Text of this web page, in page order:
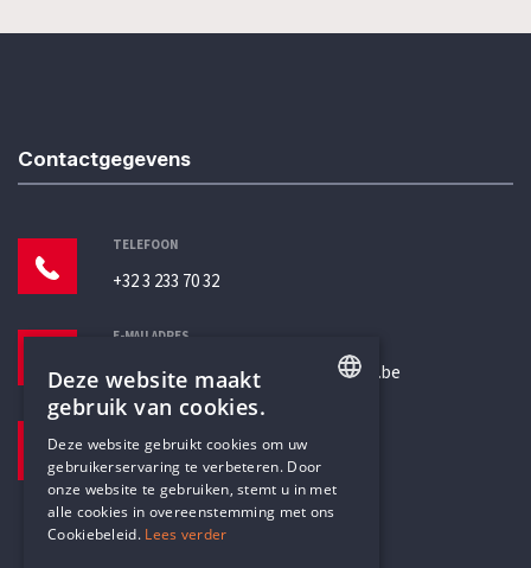
Contactgegevens
TELEFOON
+32 3 233 70 32
E-MAILADRES
secretariaat@humanistischverbond.be
Pottenbrug 4
Antwerpen, 2000
DUTCH
Deze website maakt
gebruik van cookies.
Deze website gebruikt cookies om uw
gebruikerservaring te verbeteren. Door
onze website te gebruiken, stemt u in met
alle cookies in overeenstemming met ons
Cookiebeleid. Lees verder